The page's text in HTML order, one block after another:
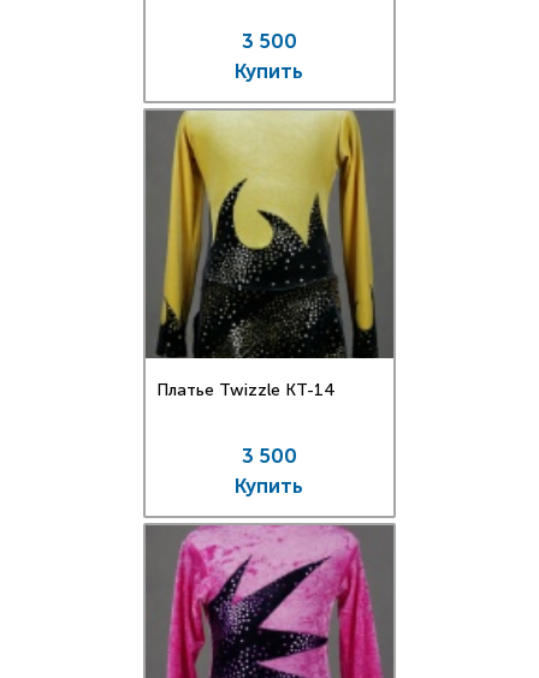
3 500
Купить
Платье Twizzle КT-14
3 500
Купить